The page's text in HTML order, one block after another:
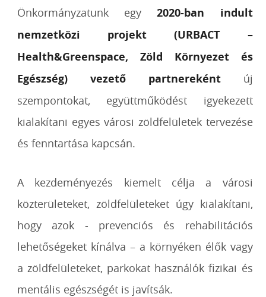
Önkormányzatunk egy2020-ban indult
nemzetközi projekt (URBACT –
Health&Greenspace, Zöld Környezet és
Egészség) vezető partnerekéntúj
szempontokat, együttműködést igyekezett
kialakítani egyes városi zöldfelületek tervezése
és fenntartása kapcsán.
A kezdeményezés kiemelt célja a városi
közterületeket, zöldfelületeket úgy kialakítani,
hogy azok - prevenciós és rehabilitációs
lehetőségeket kínálva – a környéken élők vagy
a zöldfelületeket, parkokat használók fizikai és
mentális egészségét is javítsák.